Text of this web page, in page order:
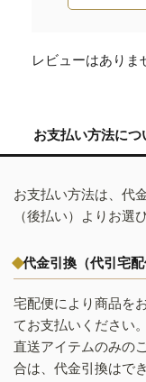
レビューはありま
お支払い方法につ
お支払い方法は、代
（後払い）よりお選
代金引換（代引宅配
宅配便により商品を
てお支払いください。
直送アイテムのみの
合は、代金引換はで